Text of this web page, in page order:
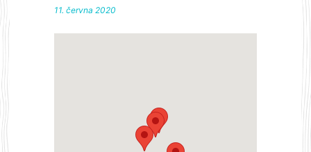
11. června 2020